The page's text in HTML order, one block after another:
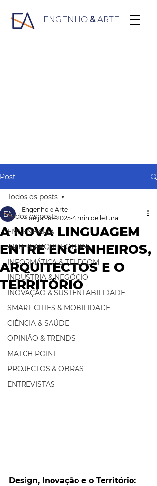
ENGENHO &ARTE
Post
Todos os posts
ENGENHARIA
ARTE & ARQUITECTURA
INFORMÁTICA & TELECOM
INDUSTRIA & NEGÓCIO
INOVAÇÃO & SUSTENTABILIDADE
SMART CITIES & MOBILIDADE
CIÊNCIA & SAÚDE
OPINIÃO & TRENDS
MATCH POINT
PROJECTOS & OBRAS
ENTREVISTAS
Todos os posts
A NOVA LINGUAGEM
ENTRE ENGENHEIROS,
ARQUITECTOS E O
TERRITÓRIO
Engenho e Arte
14 de jul. de 2025 4 min de leitura
Design, Inovação e o Território: